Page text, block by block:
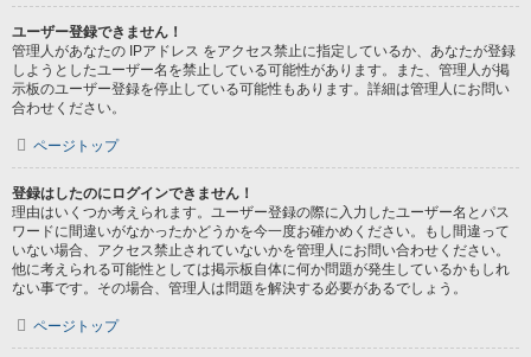
ユーザー登録できません！
管理人があなたの IPアドレス をアクセス禁止に指定しているか、あなたが登録
しようとしたユーザー名を禁止している可能性があります。また、管理人が掲
示板のユーザー登録を停止している可能性もあります。詳細は管理人にお問い
合わせください。
ページトップ
登録はしたのにログインできません！
理由はいくつか考えられます。ユーザー登録の際に入力したユーザー名とパス
ワードに間違いがなかったかどうかを今一度お確かめください。もし間違って
いない場合、アクセス禁止されていないかを管理人にお問い合わせください。
他に考えられる可能性としては掲示板自体に何か問題が発生しているかもしれ
ない事です。その場合、管理人は問題を解決する必要があるでしょう。
ページトップ